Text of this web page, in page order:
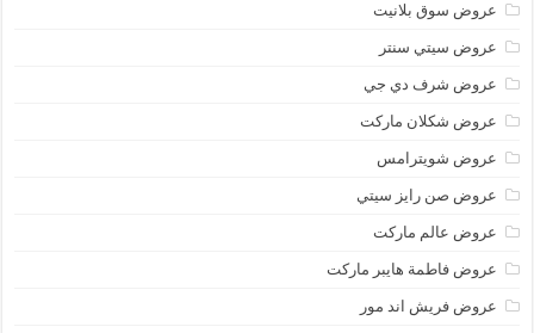
عروض سوق بلانيت
عروض سيتي سنتر
عروض شرف دي جي
عروض شكلان ماركت
عروض شويترامس
عروض صن رايز سيتي
عروض عالم ماركت
عروض فاطمة هايبر ماركت
عروض فريش اند مور